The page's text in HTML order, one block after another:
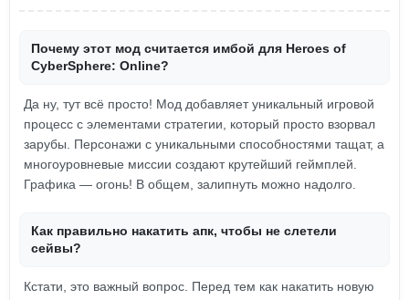
Почему этот мод считается имбой для Heroes of
CyberSphere: Online?
Да ну, тут всё просто! Мод добавляет уникальный игровой
процесс с элементами стратегии, который просто взорвал
зарубы. Персонажи с уникальными способностями тащат, а
многоуровневые миссии создают крутейший геймплей.
Графика — огонь! В общем, залипнуть можно надолго.
Как правильно накатить апк, чтобы не слетели
сейвы?
Кстати, это важный вопрос. Перед тем как накатить новую